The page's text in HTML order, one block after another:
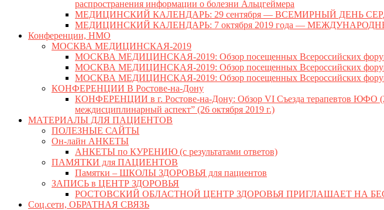
распространения информации о болезни Альцгеймера
МЕДИЦИНСКИЙ КАЛЕНДАРЬ: 29 сентября — ВСЕМИРНЫЙ ДЕНЬ
МЕДИЦИНСКИЙ КАЛЕНДАРЬ: 7 октября 2019 года —
Конференции, НМО
МОСКВА МЕДИЦИНСКАЯ-2019
МОСКВА МЕДИЦИНСКАЯ-2019: Обзор посещенных Всероссийских
МОСКВА МЕДИЦИНСКАЯ-2019: Обзор посещенных Всероссийских
МОСКВА МЕДИЦИНСКАЯ-2019: Обзор посещенных Всероссийских
КОНФЕРЕНЦИИ В Ростове-на-Дону
КОНФЕРЕНЦИИ в г. Ростове-на-Дону: Обзор VI Съезда терапевтов ЮФО
междисциплинарный аспект” (26 октября 2019 г.)
МАТЕРИАЛЫ ДЛЯ ПАЦИЕНТОВ
ПОЛЕЗНЫЕ САЙТЫ
Он-лайн АНКЕТЫ
АНКЕТЫ по КУРЕНИЮ (с результатами ответов)
ПАМЯТКИ для ПАЦИЕНТОВ
Памятки – ШКОЛЫ ЗДОРОВЬЯ для пациентов
ЗАПИСЬ в ЦЕНТР ЗДОРОВЬЯ
РОСТОВСКИЙ ОБЛАСТНОЙ ЦЕНТР ЗДОРОВЬЯ ПРИГЛАШАЕТ НА
Соц.сети, ОБРАТНАЯ СВЯЗЬ